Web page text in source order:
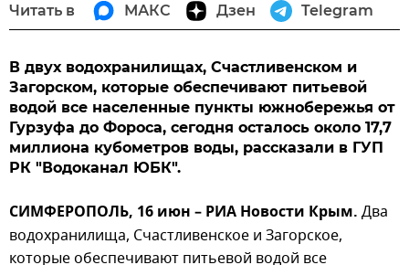
Читать в МАКС Дзен Telegram
В двух водохранилищах, Счастливенском и
Загорском, которые обеспечивают питьевой
водой все населенные пункты южнобережья от
Гурзуфа до Фороса, сегодня осталось около 17,7
миллиона кубометров воды, рассказали в ГУП
РК "Водоканал ЮБК".
СИМФЕРОПОЛЬ, 16 июн – РИА Новости Крым. Два
водохранилища, Счастливенское и Загорское,
которые обеспечивают питьевой водой все